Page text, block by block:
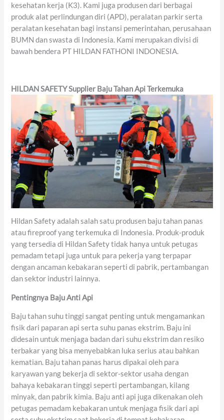
kesehatan kerja (K3). Kami juga produsen dari berbagai
produk alat perlindungan diri (APD), peralatan parkir serta
peralatan kesehatan bagi instansi pemerintahan, perusahaan
BUMN dan swasta di Indonesia. Kami merupakan divisi di
bawah bendera PT HILDAN FATHONI INDONESIA.
HILDAN SAFETY Supplier Baju Tahan Api Terkemuka
Hildan Safety adalah salah satu produsen baju tahan panas
atau fireproof yang terkemuka di Indonesia. Produk-produk
yang tersedia di Hildan Safety tidak hanya untuk petugas
pemadam tetapi juga untuk para pekerja yang terpapar
dengan ancaman kebakaran seperti di pabrik, pertambangan
dan sektor industri lainnya.
Pentingnya Baju Anti Api
Baju tahan suhu tinggi sangat penting untuk mengamankan
fisik dari paparan api serta suhu panas ekstrim. Baju ini
didesain untuk menjaga badan dari suhu ekstrim dan resiko
terbakar yang bisa menyebabkan luka serius atau bahkan
kematian. Baju tahan panas harus dipakai oleh para
karyawan yang bekerja di sektor-sektor usaha dengan
bahaya kebakaran tinggi seperti pertambangan, kilang
minyak, dan pabrik kimia. Baju anti api juga dikenakan oleh
petugas pemadam kebakaran untuk menjaga fisik dari api